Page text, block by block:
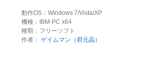
動作OS：Windows 7/Vista/XP
機種：IBM-PC x64
種類：フリーソフト
作者： ゲイムマン（府元晶）